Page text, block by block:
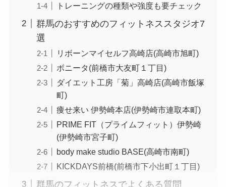
トレーニングの種類や強度も要チェック
群馬のおすすめのフィットネススタジオ7
選
リボーンマイセルフ高崎店(高崎市旭町)
ボニータ(前橋市大友町１丁目)
ダイエット工房「菊」高崎店(高崎市飯塚
町)
痩せ来い 伊勢崎本店(伊勢崎市連取本町)
PRIME FIT（プライムフィット）伊勢崎
(伊勢崎市宮子町)
body make studio BASE(高崎市南町)
KICKDAYS前橋(前橋市下小出町１丁目)
群馬のフィットネスでよくある質問